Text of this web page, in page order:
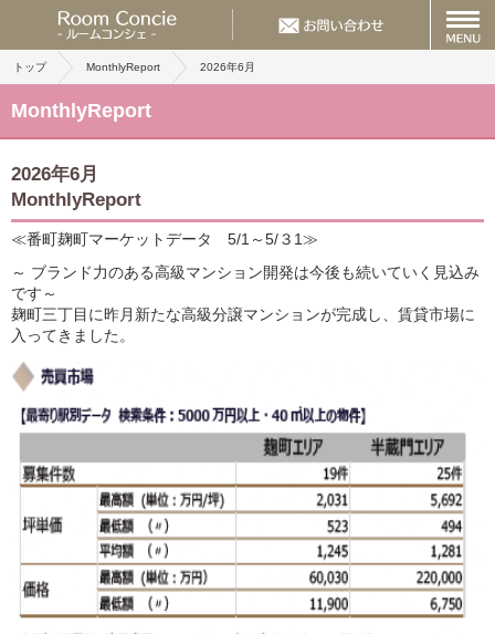
トップ MonthlyReport 2026年6月
MonthlyReport
2026年6月
MonthlyReport
≪番町麹町マーケットデータ 5/1～5/３1≫
～ ブランド力のある高級マンション開発は今後も続いていく見込み
です～
麹町三丁目に昨月新たな高級分譲マンションが完成し、賃貸市場に
入ってきました。